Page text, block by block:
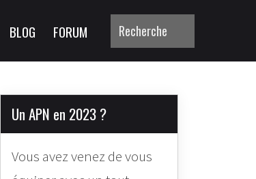
BLOG FORUM
Un APN en 2023 ?
Vous avez venez de vous